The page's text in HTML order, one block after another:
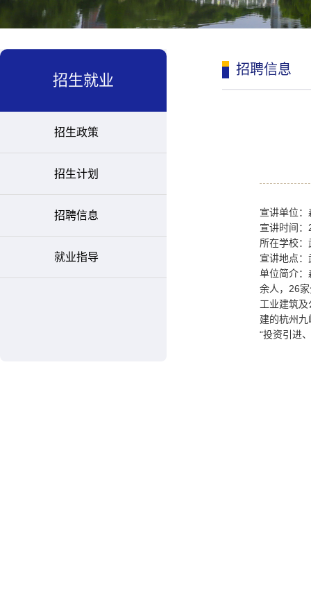
招生就业
招生政策
招生计划
招聘信息
就业指导
招聘信息
宣讲单位
宣讲时间
所在学校
宣讲地点
单位简介
余人，26
工业建筑
建的杭州
“投资引进